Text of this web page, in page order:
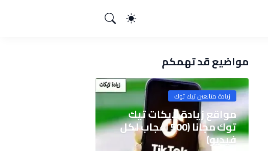
مواضيع قد تهمكم
زيادة متابعين تيك توك
مواقع زيادة لايكات تيك
توك مجانا (500 اعجاب لكل
فيديو)